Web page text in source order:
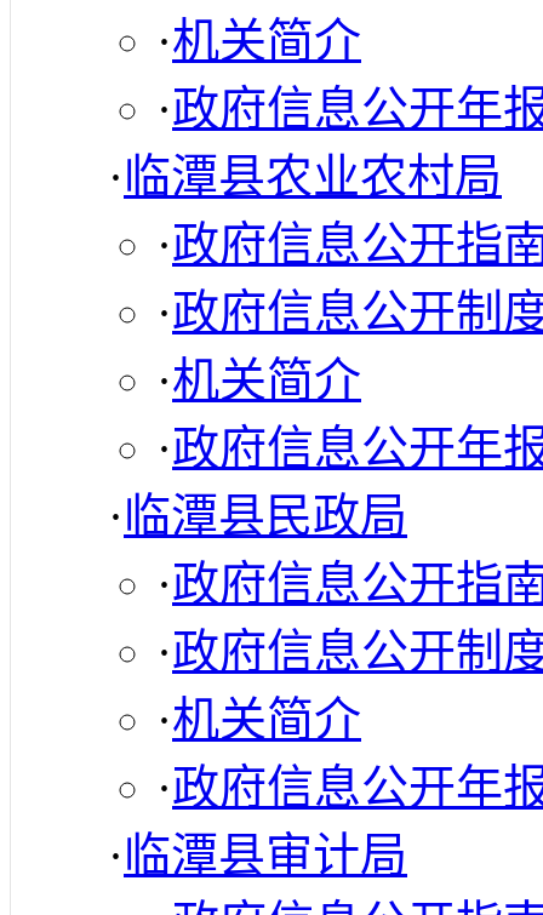
·机关简介
·政府信息公开年
·临潭县农业农村局
·政府信息公开指
·政府信息公开制
·机关简介
·政府信息公开年
·临潭县民政局
·政府信息公开指
·政府信息公开制
·机关简介
·政府信息公开年
·临潭县审计局